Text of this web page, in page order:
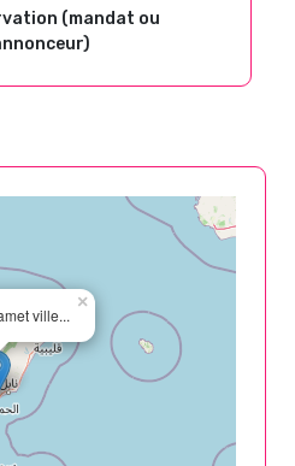
(mandat ou
ville...
×